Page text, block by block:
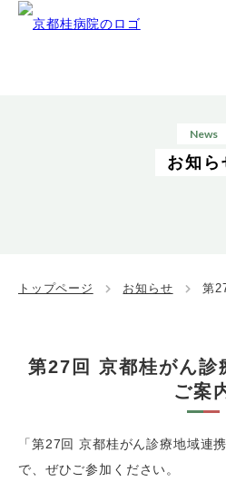
News
お知ら
トップページ お知らせ 第
第27回 京都桂がん診
ご案
「第27回 京都桂がん診療地域連
で、ぜひご参加ください。